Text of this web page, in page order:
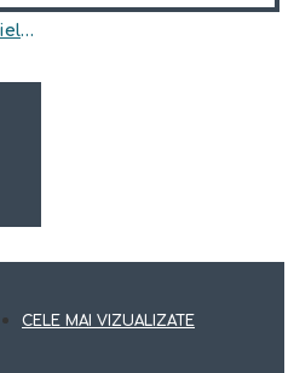
Cizme pentru fete din piele naturala model LOVA
CELE MAI VIZUALIZATE